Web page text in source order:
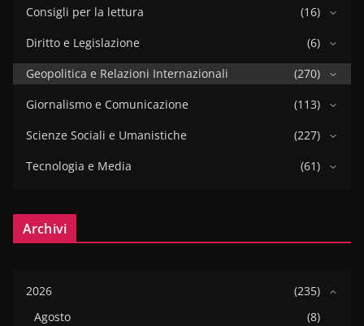
Consigli per la lettura
(16)
Diritto e Legislazione
(6)
Geopolitica e Relazioni Internazionali
(270)
Giornalismo e Comunicazione
(113)
Scienze Sociali e Umanistiche
(227)
Tecnologia e Media
(61)
Archivi
2026
(235)
Agosto
(8)